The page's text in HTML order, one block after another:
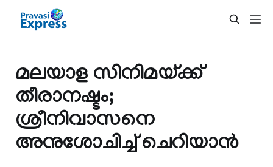
മലയാള സിനിമയ്ക്ക്
തീരാനഷ്ടം;
ശ്രീനിവാസനെ
അനുശോചിച്ച് ചെറിയാൻ